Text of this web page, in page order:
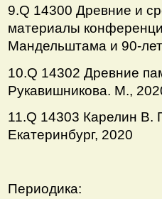
9.Q 14300 Древние и
материалы
Мандельштама и 90-
10.Q 14302 Древние
Рукавишникова. М.,
11.Q 14303 Карелин В.
Екатеринбург, 2020
Периодика: